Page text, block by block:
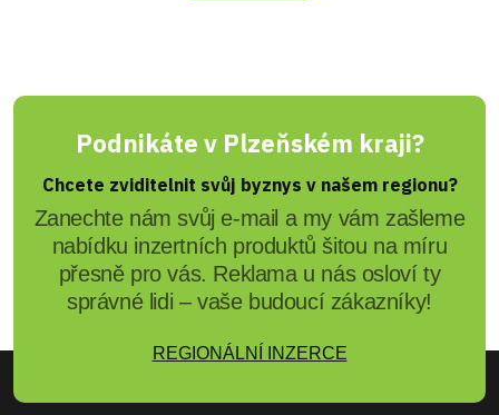
Podnikáte v Plzeňském kraji?
Chcete zviditelnit svůj byznys v našem regionu?
Zanechte nám svůj e-mail a my vám zašleme
nabídku inzertních produktů šitou na míru
přesně pro vás. Reklama u nás osloví ty
správné lidi – vaše budoucí zákazníky!
REGIONÁLNÍ INZERCE